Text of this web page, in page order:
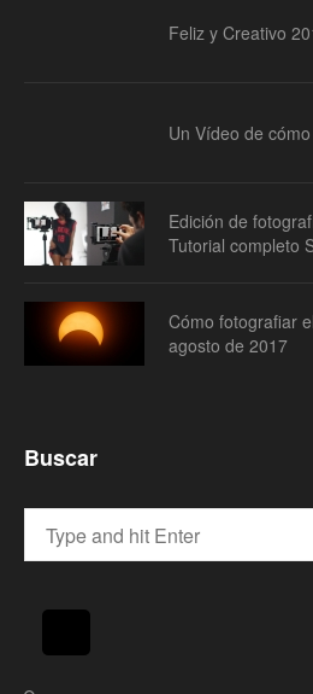
Feliz y Creativo
Un Vídeo de
Edición de
Tutorial completo
Cómo fotografiar
agosto de 2017
Buscar